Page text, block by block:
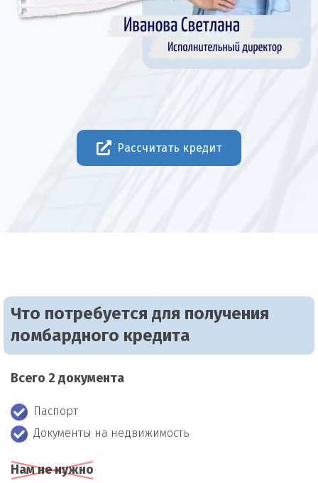
Рассчитать кредит
Что потребуется для получения
ломбардного кредита
Всего 2 документа
Паспорт
Документы на недвижимость
Нам не нужно